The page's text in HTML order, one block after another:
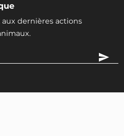
dernières actions